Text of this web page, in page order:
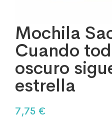
Mochila
Cuando
oscuro
estrella
7,75 €